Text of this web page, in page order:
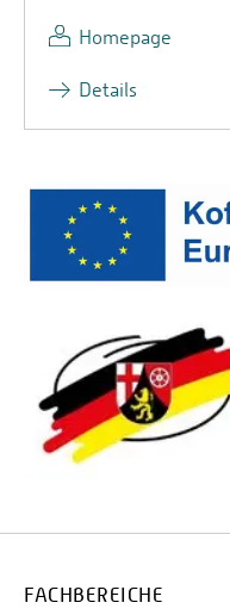
Homepage
Details
FACHBEREICHE